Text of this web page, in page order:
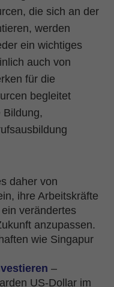
die sich an der
werden
ein wichtiges
auch von
für die
begleitet
Bildung,
daher von
ihre Arbeitskräfte
verändertes
anzupassen.
wie Singapur
–
US-Dollar im